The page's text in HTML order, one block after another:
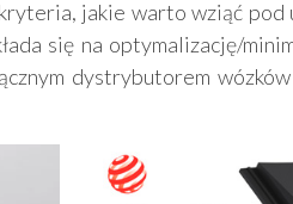
jakie warto wziąć pod
się na optymalizację/
dystrybutorem